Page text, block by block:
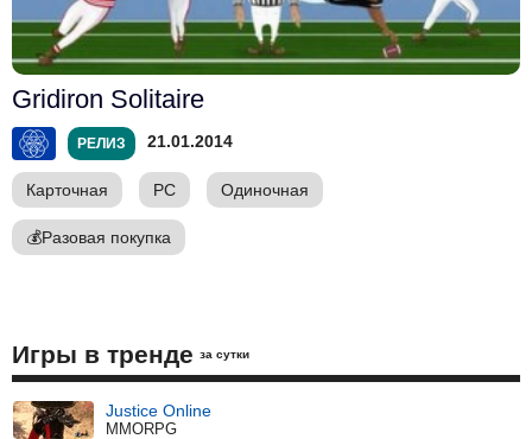
Gridiron Solitaire
РЕЛИЗ 21.01.2014
Карточная PC Одиночная
💰Разовая покупка
Игры в тренде за сутки
Justice Online
MMORPG